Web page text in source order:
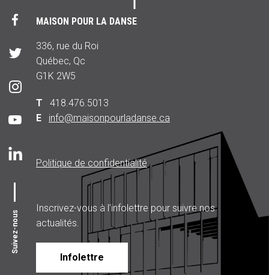
Suivez-nous
MAISON POUR LA DANSE
336, rue du Roi
Québec, Qc
G1K 2W5
T 418.476.5013
E
info@maisonpourladanse.ca
Politique de confidentialité
Inscrivez-vous à l'infolettre pour suivre nos
actualités.
Infolettre